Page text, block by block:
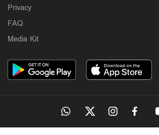
Privacy
FAQ
Media Kit